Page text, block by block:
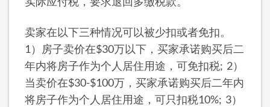
卖家在以下三种情况可以被少扣或者免扣。
1）房子卖价在$30万以下，买家承诺购买后二
年内将房子作为个人居住用途，可免扣税; 2）
当卖价在$30-$100万，买家承诺购买后二年内
将房子作为个人居住用途，可只扣税10%; 3）